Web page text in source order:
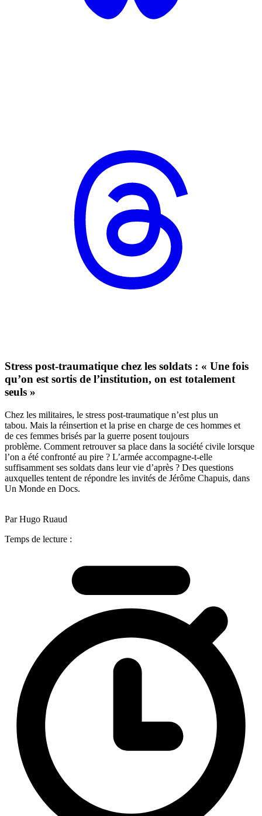
Stress post-traumatique chez les soldats : « Une fois
qu’on est sortis de l’institution, on est totalement
seuls »
Chez les militaires, le stress post-traumatique n’est plus un
tabou. Mais la réinsertion et la prise en charge de ces hommes et
de ces femmes brisés par la guerre posent toujours
problème. Comment retrouver sa place dans la société civile lorsque
l’on a été confronté au pire ? L’armée accompagne-t-elle
suffisamment ses soldats dans leur vie d’après ? Des questions
auxquelles tentent de répondre les invités de Jérôme Chapuis, dans
Un Monde en Docs.
Par Hugo Ruaud
Temps de lecture :